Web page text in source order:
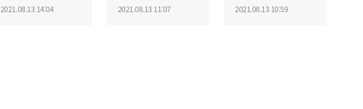
2021.08.13 14:04 2021.08.13 11:07 2021.08.13 10:59